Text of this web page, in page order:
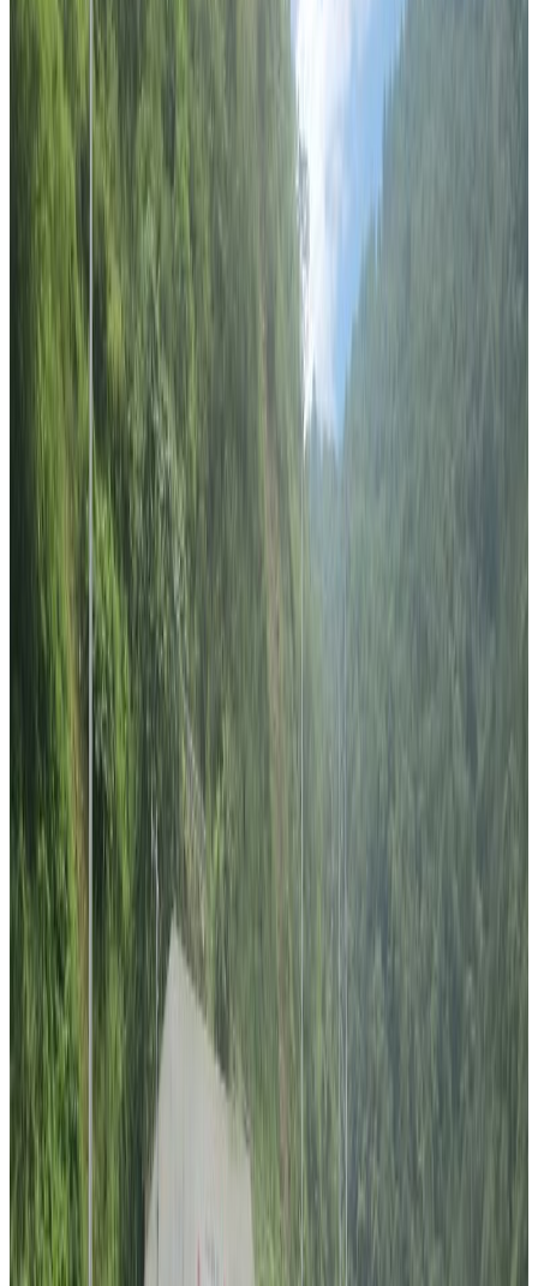
सिड्नीमा अध्ययन गरिरहेका केही जुजारु नेपाली युवाले दुर्गम भेगका
बालबालिकाको पठनपाठनमा सहयोग गर्न टि सर्ट र टोपी किनबेच गरेका छन् ।
‘विनर सर्कल’ नाम दिईएको युवा समुहले संस्थाको लोगो छापिएको १०/१० वटा
टिसर्ट र टोपी एक आपसमै किनबेच गरेर पैसा संकलन गरेको हो ।
संकलित ६ सय ४१ डलर अर्थात ५० हजार रुपैया दुर्गम भेगका बालबालिकाको
पठनपाठनमा सकृय टिच फर नेपाललाई उपलब्ध गराईएको हो ।
‘शिक्षा नै उज्जवल भविष्यको प्रमुख आधार हो’-विनर सर्कलका रोशन खतिवडाले
भने- ‘विदेशमा बसेर पनि हाम्रा गाउँघरका बालबालिकाले राम्रो शिक्षा पाउन भनेर
सहयोग जुटाएका हौ ।’
यत्ति सहयोगले ठुलै परिवर्तन नआएपनि विदेशमा बसेका युवाहरुलाई देशमा
सहयोग गर्न प्रेरणा दिने खतिवडाको भनाई छ ।
सहयोग कार्यक्रमलाई निरन्तरता दिने विनर सर्कलले जनाएको छ ।